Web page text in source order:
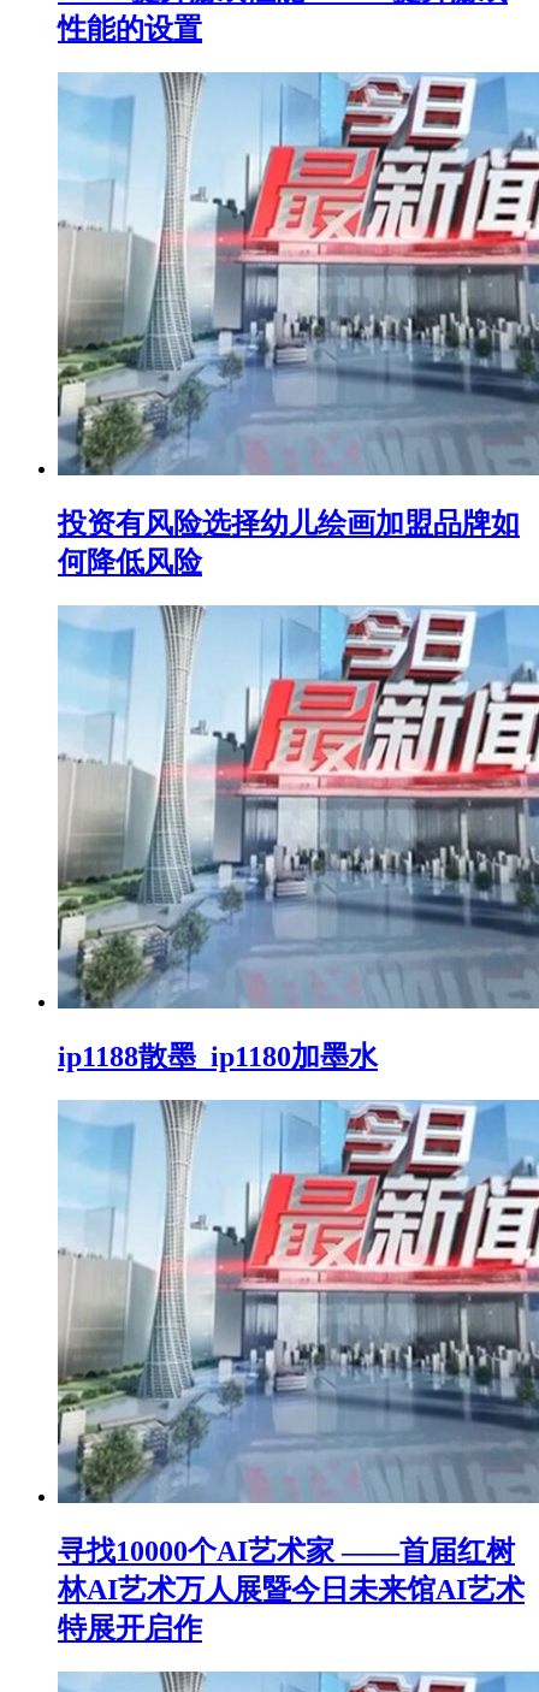
性能的设置
投资有风险选择幼儿绘画加盟品牌如
何降低风险
ip1188散墨_ip1180加墨水
寻找10000个AI艺术家 ——首届红树
林AI艺术万人展暨今日未来馆AI艺术
特展开启作